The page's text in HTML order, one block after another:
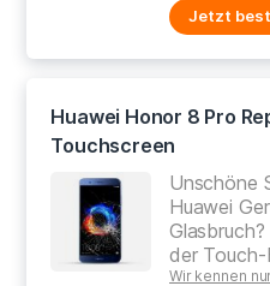
Jetzt
Huawei Honor 8 Pro
Touchscreen
Unschöne
Huawei
der Touch-
Wir kennen